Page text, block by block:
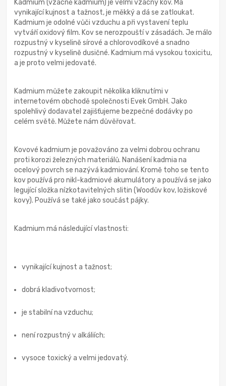
Kadmium (vzácně kadmium) je velmi vzácný kov. Má
vynikající kujnost a tažnost, je měkký a dá se zatloukat.
Kadmium je odolné vůči vzduchu a při vystavení teplu
vytváří oxidový film. Kov se nerozpouští v zásadách. Je málo
rozpustný v kyselině sírové a chlorovodíkové a snadno
rozpustný v kyselině dusičné. Kadmium má vysokou toxicitu,
a je proto velmi jedovaté.
Kadmium můžete zakoupit několika kliknutími v
internetovém obchodě společnosti Evek GmbH. Jako
spolehlivý dodavatel zajišťujeme bezpečné dodávky po
celém světě. Můžete nám důvěřovat.
Kovové kadmium je považováno za velmi dobrou ochranu
proti korozi železných materiálů. Nanášení kadmia na
ocelový povrch se nazývá kadmiování. Kromě toho se tento
kov používá pro nikl-kadmiové akumulátory a používá se jako
legující složka nízkotavitelných slitin (Woodův kov, ložiskové
kovy). Používá se také jako součást pájky.
Kadmium má následující vlastnosti:
vynikající kujnost a tažnost;
dobrá kladivotvornost;
je stabilní na vzduchu;
není rozpustný v alkáliích;
vysoce toxický a velmi jedovatý.